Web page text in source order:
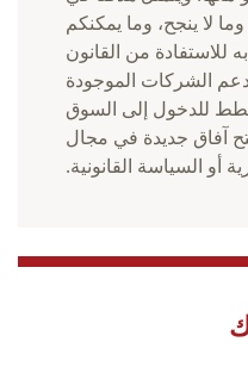
لا ينجح، وما يمكنكم
للاستفادة من القانون
الشركات الموجودة
للدخول إلى السوق
آفاق جديدة في مجال
أو السياسة القانونية.